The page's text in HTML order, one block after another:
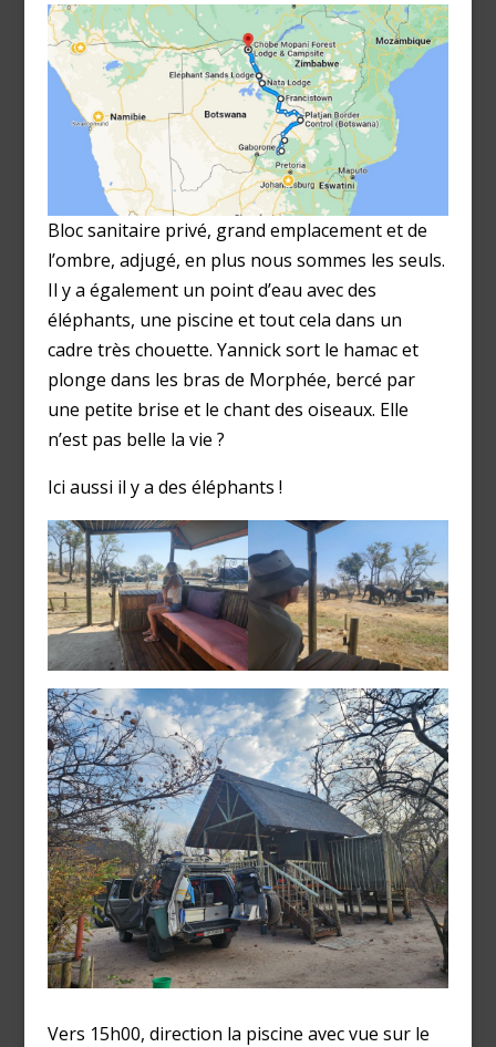
Bloc sanitaire privé, grand emplacement et de
l’ombre, adjugé, en plus nous sommes les seuls.
Il y a également un point d’eau avec des
éléphants, une piscine et tout cela dans un
cadre très chouette. Yannick sort le hamac et
plonge dans les bras de Morphée, bercé par
une petite brise et le chant des oiseaux. Elle
n’est pas belle la vie ?
Ici aussi il y a des éléphants !
Vers 15h00, direction la piscine avec vue sur le